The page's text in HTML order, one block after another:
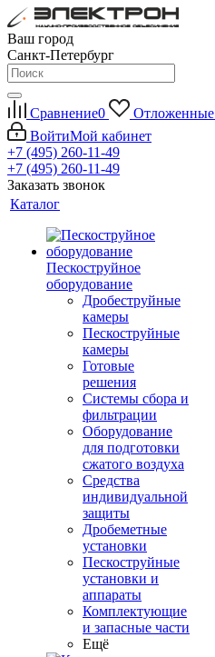
Ваш город
Санкт-Петербург
Сравнение0 Отложенные
ВойтиМой кабинет
+7 (495) 260-11-49
+7 (495) 260-11-49
Заказать звонок
Каталог
Пескоструйное
оборудование
Дробеструйные
камеры
Пескоструйные
камеры
Готовые
решения
Системы сбора и
фильтрации
Оборудование
для подготовки
сжатого воздуха
Средства
индивидуальной
защиты
Дробеметные
установки
Пескоструйные
установки и
аппараты
Комплектующие
и запасные части
Ещё